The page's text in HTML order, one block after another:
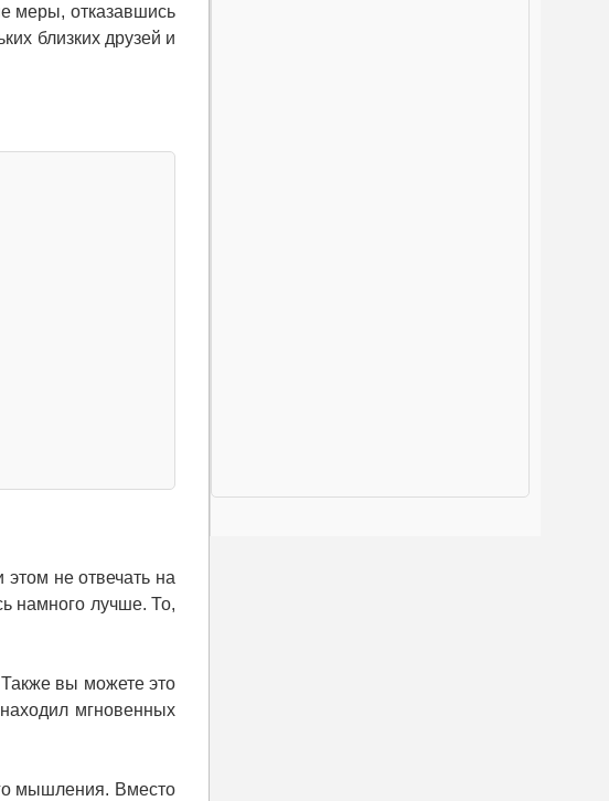
меры, отказавшись
близких друзей и
не отвечать на
намного лучше. То,
Также вы можете это
мгновенных
мышления. Вместо